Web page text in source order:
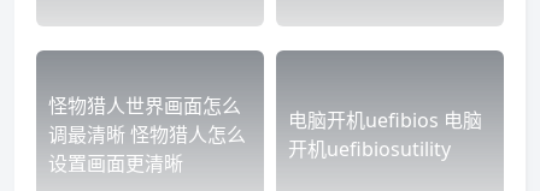
怪物猎人世界画面怎么
调最清晰 怪物猎人怎么
设置画面更清晰
电脑开机uefibios 电脑
开机uefibiosutility